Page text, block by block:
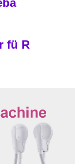
fü R